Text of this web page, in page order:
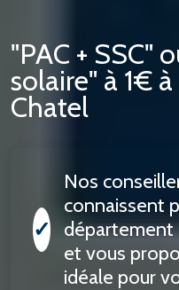
"PAC + SSC"
solaire" à 1€
Chatel
✓
Nos
connaissent
département
et vous
idéale pour